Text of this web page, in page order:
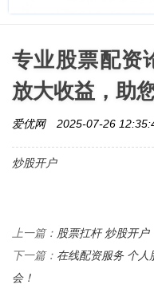
专业股票配资
放大收益，助
爱优网 2025-07-26
炒股开户
上一篇： 股票扛杆 炒股开户
下一篇： 在线配资服务 个
会！